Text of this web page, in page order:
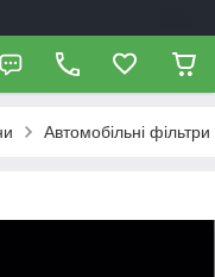
Автомобільні фільтри